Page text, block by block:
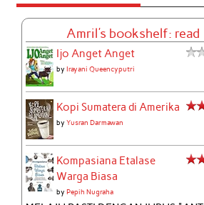
Amril's bookshelf: read
Ijo Anget Anget
byIrayani Queencyputri
Kopi Sumatera di Amerika
byYusran Darmawan
Kompasiana Etalase
Warga Biasa
byPepih Nugraha